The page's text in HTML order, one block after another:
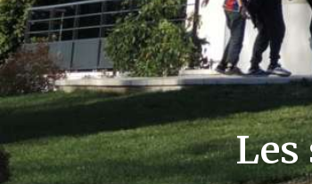
Les